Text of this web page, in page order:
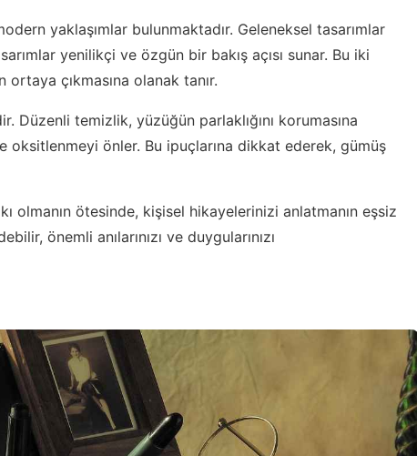
yaklaşımlar bulunmaktadır. Geleneksel tasarımlar
yenilikçi ve özgün bir bakış açısı sunar. Bu iki
ortaya çıkmasına olanak tanır.
Düzenli temizlik, yüzüğün parlaklığını korumasına
oksitlenmeyi önler. Bu ipuçlarına dikkat ederek, gümüş
olmanın ötesinde, kişisel hikayelerinizi anlatmanın eşsiz
önemli anılarınızı ve duygularınızı